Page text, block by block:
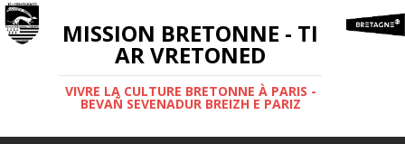
MISSION BRETONNE - TI
AR VRETONED
VIVRE LA CULTURE BRETONNE À PARIS -
BEVAÑ SEVENADUR BREIZH E PARIZ